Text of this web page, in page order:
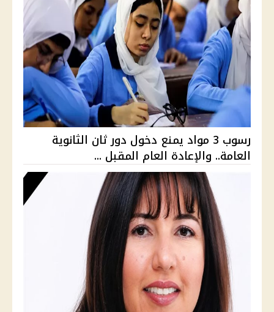
رسوب 3 مواد يمنع دخول دور ثان الثانوية
العامة.. والإعادة العام المقبل ...